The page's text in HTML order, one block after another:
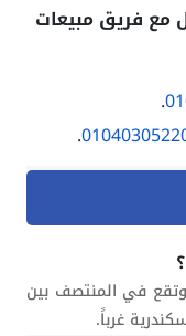
مع فريق مبيعات
.
.
في المنتصف بين
غرباً.